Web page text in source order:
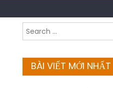
Search
for:
BÀI VIẾT MỚI NHẤT